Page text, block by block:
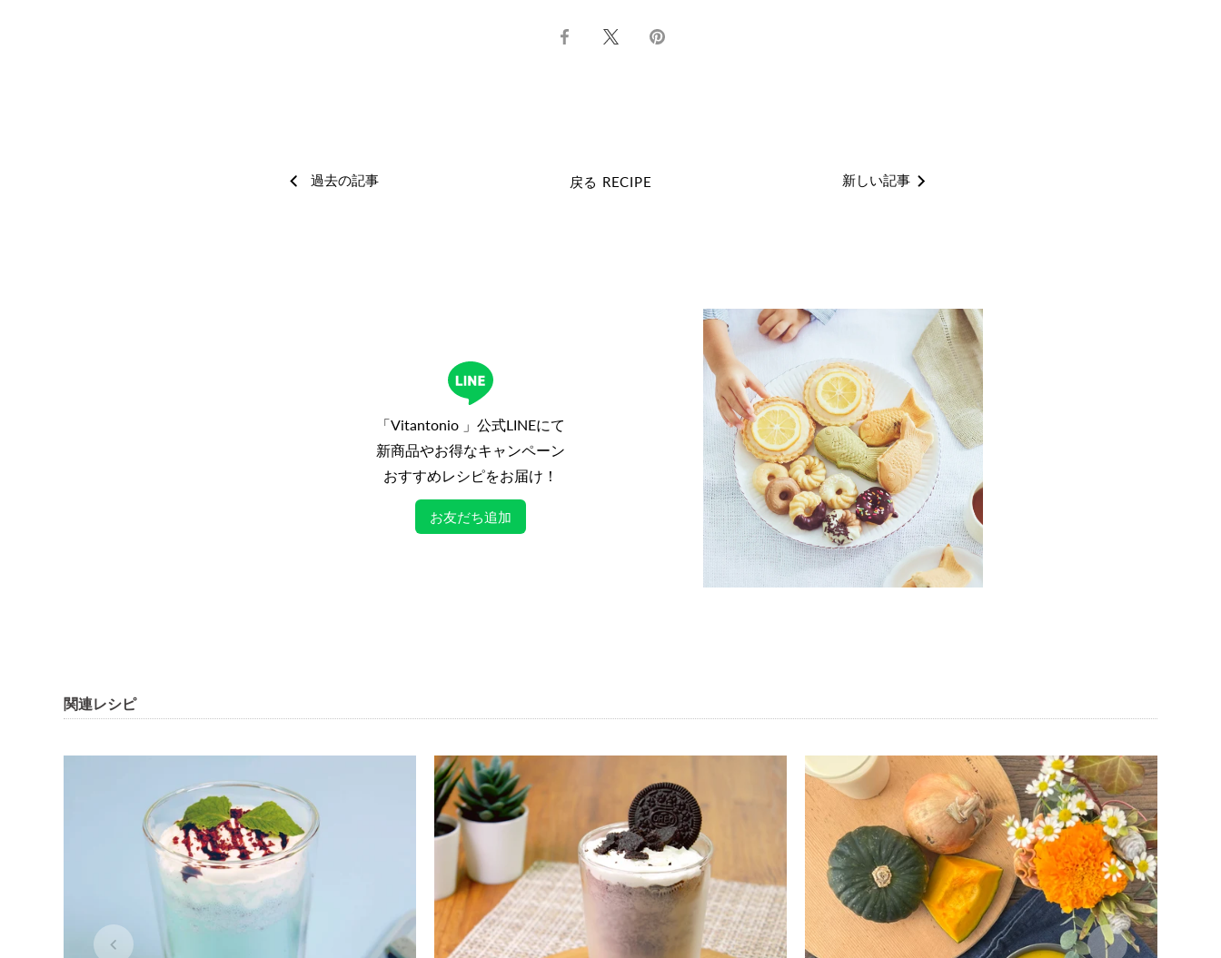
FacebookTwitter ピ
戻る RECIPE
過去の記事 新しい記事
「Vitantonio 」公式LINEにて
新商品やお得なキャンペーン
おすすめレシピをお届け！
お友だち追加
関連レシピ